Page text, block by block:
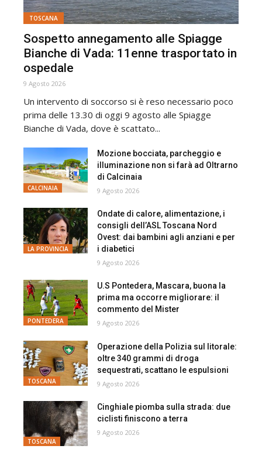
TOSCANA
Sospetto annegamento alle Spiagge
Bianche di Vada: 11enne trasportato in
ospedale
9 Agosto 2026
Un intervento di soccorso si è reso necessario poco
prima delle 13.30 di oggi 9 agosto alle Spiagge
Bianche di Vada, dove è scattato...
CALCINAIA
Mozione bocciata, parcheggio e
illuminazione non si farà ad Oltrarno
di Calcinaia
9 Agosto 2026
LA PROVINCIA
Ondate di calore, alimentazione, i
consigli dell’ASL Toscana Nord
Ovest: dai bambini agli anziani e per
i diabetici
9 Agosto 2026
PONTEDERA
U.S Pontedera, Mascara, buona la
prima ma occorre migliorare: il
commento del Mister
9 Agosto 2026
TOSCANA
Operazione della Polizia sul litorale:
oltre 340 grammi di droga
sequestrati, scattano le espulsioni
9 Agosto 2026
TOSCANA
Cinghiale piomba sulla strada: due
ciclisti finiscono a terra
9 Agosto 2026